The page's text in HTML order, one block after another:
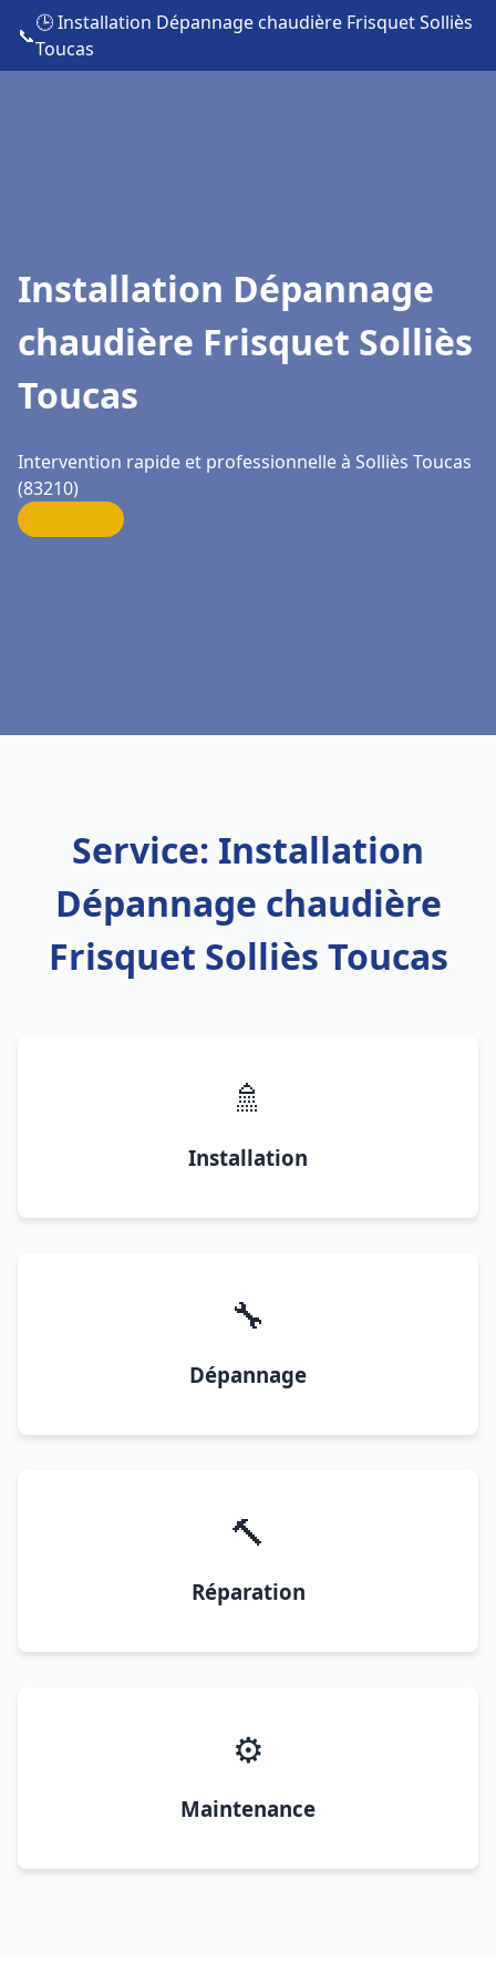
📞
🕒 Installation Dépannage chaudière Frisquet Solliès
Toucas
Installation Dépannage
chaudière Frisquet Solliès
Toucas
Intervention rapide et professionnelle à Solliès Toucas
(83210)
Service: Installation
Dépannage chaudière
Frisquet Solliès Toucas
🚿
Installation
🔧
Dépannage
🔨
Réparation
⚙️
Maintenance